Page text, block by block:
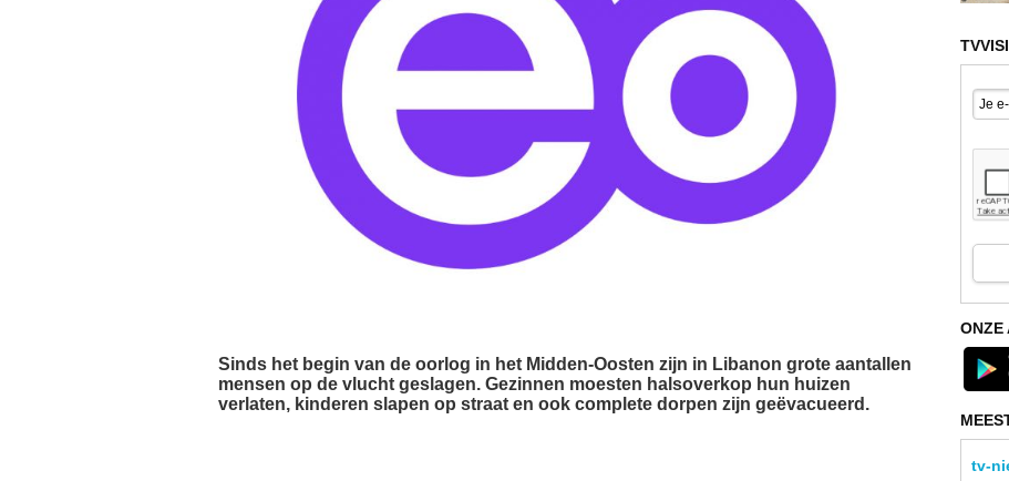
Sinds het begin van de oorlog in het Midden-Oosten zijn in Libanon grote aantallen
mensen op de vlucht geslagen. Gezinnen moesten halsoverkop hun huizen
verlaten, kinderen slapen op straat en ook complete dorpen zijn geëvacueerd.
ONZE
tv-